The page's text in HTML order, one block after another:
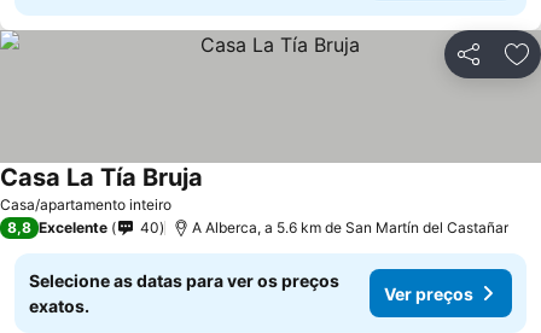
Partilhar
Casa/apartamento inteiro
Casa La Tía Bruja
8,8 Excelente 40 A Alberca, a 5.6 km de San Martín del Castañar
Selecione as datas para ver os preços
exatos.
Ver preços